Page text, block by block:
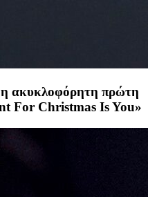
ακυκλοφόρητη πρώτη
For Christmas Is You»